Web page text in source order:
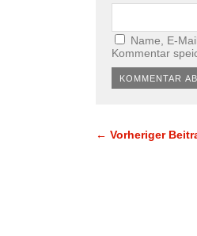
Name, E-
Kommentar
← Vorheriger